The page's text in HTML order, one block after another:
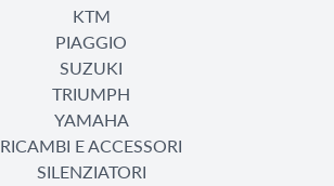
KTM
PIAGGIO
SUZUKI
TRIUMPH
YAMAHA
RICAMBI E ACCESSORI
SILENZIATORI